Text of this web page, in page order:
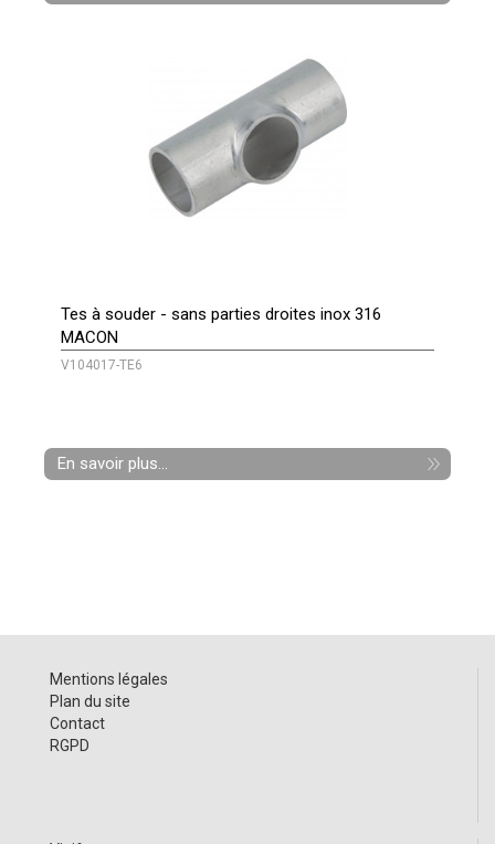
Tes à souder - sans parties droites inox 316
MACON
V104017-TE6
En savoir plus...
Mentions légales
Plan du site
Contact
RGPD